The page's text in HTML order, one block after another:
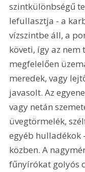
szintkülönbségű
lefullasztja - a
vízszintbe áll, a
követi, így az
megfelelően
meredek, vagy
javasolt. Az
vagy netán
üvegtörmelék,
egyéb hulladékok
közben. A
fűnyírókat golyós